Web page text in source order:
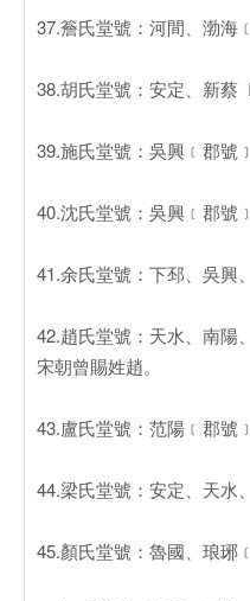
37.簷氏堂號：河間、渤海
38.胡氏堂號：安定、新蔡
39.施氏堂號：吳興﹝郡號
40.沈氏堂號：吳興﹝郡號
41.余氏堂號：下邳、吳興
42.趙氏堂號：天水、南陽
宋朝曾賜姓趙。
43.盧氏堂號：范陽﹝郡號
44.梁氏堂號：安定、天水
45.顏氏堂號：魯國、琅琊